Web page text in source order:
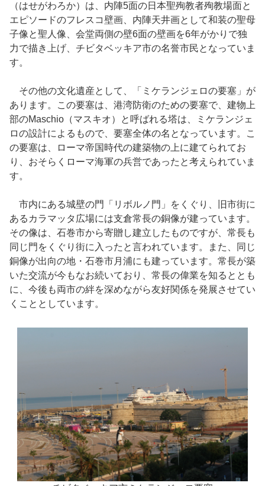
（はせがわろか）は、内陣5面の日本聖殉教者殉教場面と
エピソードのフレスコ壁画、内陣天井画として和装の聖母
子像と聖人像、会堂両側の壁6面の壁画を6年がかりで独
力で描き上げ、チビタベッキア市の名誉市民となっていま
す。
その他の文化遺産として、「ミケランジェロの要塞」が
あります。この要塞は、港湾防衛のための要塞で、建物上
部のMaschio（マスキオ）と呼ばれる塔は、ミケランジェ
ロの設計によるもので、要塞全体の名となっています。こ
の要塞は、ローマ帝国時代の建築物の上に建てられてお
り、おそらくローマ海軍の兵営であったと考えられていま
す。
市内にある城壁の門「リボルノ門」をくぐり、旧市街に
あるカラマッタ広場には支倉常長の銅像が建っています。
その像は、石巻市から寄贈し建立したものですが、常長も
同じ門をくぐり街に入ったと言われています。また、同じ
銅像が出向の地・石巻市月浦にも建っています。常長が築
いた交流が今もなお続いており、常長の偉業を知るととも
に、今後も両市の絆を深めながら友好関係を発展させてい
くこととしています。